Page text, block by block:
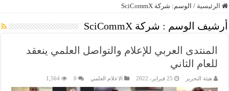
الرئيسية / الوسم: شركة SciCommX
أرشيف الوسم : شركة SciCommX
المنتدى العربي للإعلام والتواصل العلمي ينعقد
للعام الثاني
هيئة التحرير 25 فبراير، 2022 الاعلام العلمي 0
1,564